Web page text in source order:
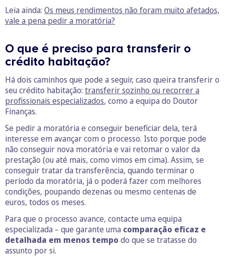
Leia ainda: Os meus rendimentos não foram muito afetados,
vale a pena pedir a moratória?
O que é preciso para transferir o
crédito habitação?
Há dois caminhos que pode a seguir, caso queira transferir o
seu crédito habitação: transferir sozinho ou recorrer a
profissionais especializados, como a equipa do Doutor
Finanças.
Se pedir a moratória e conseguir beneficiar dela, terá
interesse em avançar com o processo. Isto porque pode
não conseguir nova moratória e vai retomar o valor da
prestação (ou até mais, como vimos em cima). Assim, se
conseguir tratar da transferência, quando terminar o
período da moratória, já o poderá fazer com melhores
condições, poupando dezenas ou mesmo centenas de
euros, todos os meses.
Para que o processo avance, contacte uma equipa
especializada – que garante uma comparação eficaz e
detalhada em menos tempo do que se tratasse do
assunto por si.